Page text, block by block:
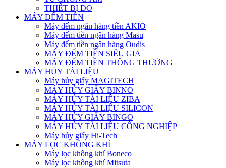
THIẾT BỊ ĐO
MÁY ĐẾM TIỀN
Máy đếm ngân hàng tiền AKIO
Máy đếm tiền ngân hàng Masu
Máy đếm tiền ngân hàng Oudis
MÁY ĐẾM TIỀN SIÊU GIẢ
MÁY ĐẾM TIỀN THÔNG THƯỜNG
MÁY HỦY TÀI LIỆU
Máy hủy giấy MAGITECH
MÁY HỦY GIẤY BINNO
MÁY HỦY TÀI LIỆU ZIBA
MÁY HỦY TÀI LIỆU SILICON
MÁY HỦY GIẤY BINGO
MÁY HỦY TÀI LIỆU CÔNG NGHIỆP
Máy hủy giấy Hi-Tech
MÁY LỌC KHÔNG KHÍ
Máy lọc không khí Boneco
Máy lọc không khí Mitsuta